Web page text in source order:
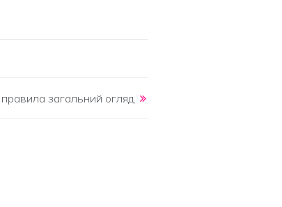
правила загальний огляд